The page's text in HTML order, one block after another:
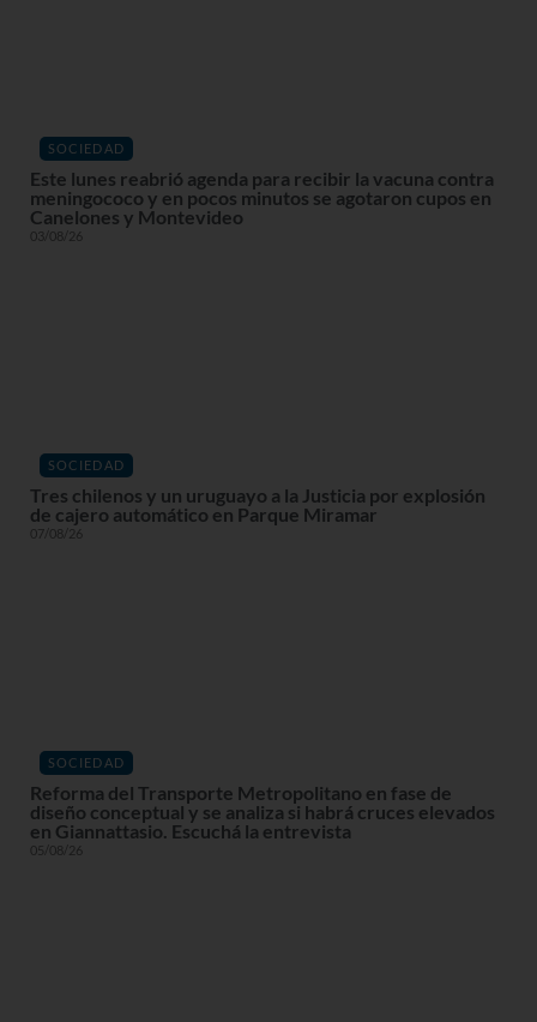
SOCIEDAD
Este lunes reabrió agenda para recibir la vacuna contra
meningococo y en pocos minutos se agotaron cupos en
Canelones y Montevideo
03/08/26
SOCIEDAD
Tres chilenos y un uruguayo a la Justicia por explosión
de cajero automático en Parque Miramar
07/08/26
SOCIEDAD
Reforma del Transporte Metropolitano en fase de
diseño conceptual y se analiza si habrá cruces elevados
en Giannattasio. Escuchá la entrevista
05/08/26